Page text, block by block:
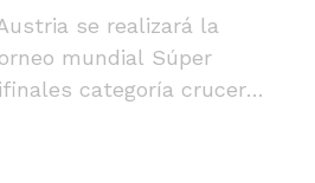
se realizará la
mundial Súper
categoría crucero